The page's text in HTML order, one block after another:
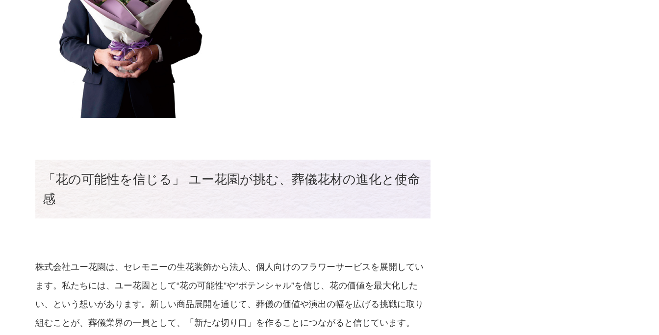
「花の可能性を信じる」 ユー花園が挑む、葬儀花材の進化と使命
感
株式会社ユー花園は、セレモニーの生花装飾から法人、個人向けのフラワーサービスを展開してい
ます。私たちには、ユー花園として“花の可能性”や“ポテンシャル”を信じ、花の価値を最大化した
い、という想いがあります。新しい商品展開を通じて、葬儀の価値や演出の幅を広げる挑戦に取り
組むことが、葬儀業界の一員として、「新たな切り口」を作ることにつながると信じています。